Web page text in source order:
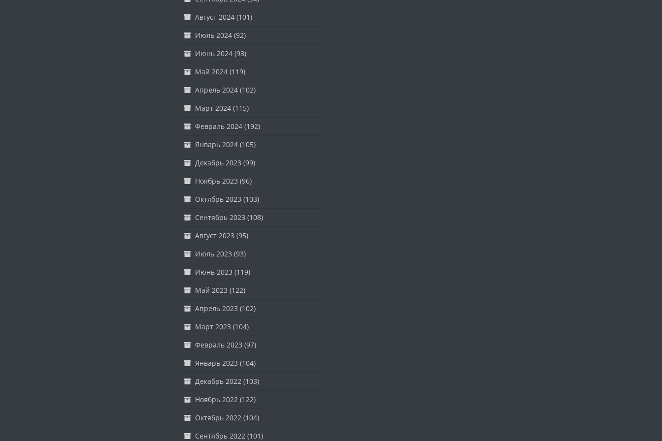
Август 2024(101)
Июль 2024(92)
Июнь 2024(93)
Май 2024(119)
Апрель 2024(102)
Март 2024(115)
Февраль 2024(192)
Январь 2024(105)
Декабрь 2023 (99)
Ноябрь 2023 (96)
Октябрь 2023 (103)
Сентябрь 2023 (108)
Август 2023 (95)
Июль 2023 (93)
Июнь 2023 (119)
Май 2023 (122)
Апрель 2023 (102)
Март 2023 (104)
Февраль 2023 (97)
Январь 2023 (104)
Декабрь 2022(103)
Ноябрь 2022(122)
Октябрь 2022(104)
Сентябрь 2022(101)